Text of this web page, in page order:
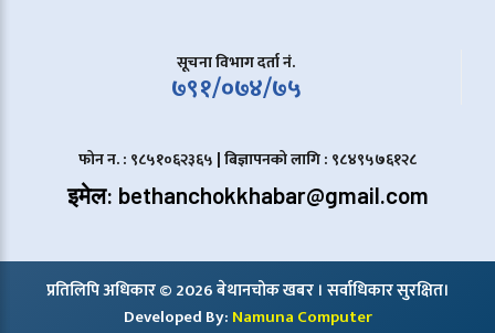
सूचना विभाग दर्ता नं.
७९१/०७४/७५
फोन न. : ९८५१०६२३६५ | बिज्ञापनको लागि : ९८४९५७६१२८
इमेल: bethanchokkhabar@gmail.com
प्रतिलिपि अधिकार © 2026 बेथानचोक खबर । सर्वाधिकार सुरक्षित।
Developed By: Namuna Computer